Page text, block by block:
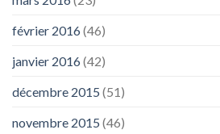
février 2016(46)
janvier 2016(42)
décembre 2015 (51)
novembre 2015 (46)